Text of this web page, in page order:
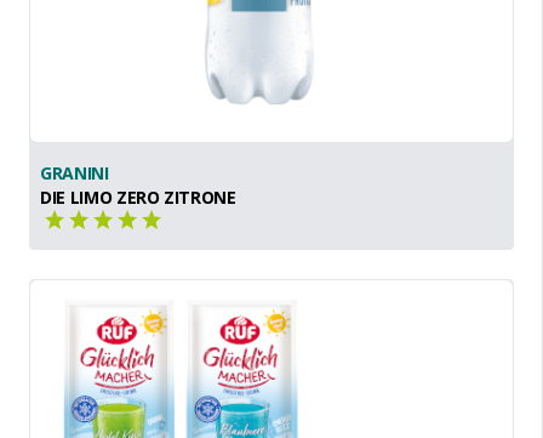
GRANINI
DIE LIMO ZERO ZITRONE